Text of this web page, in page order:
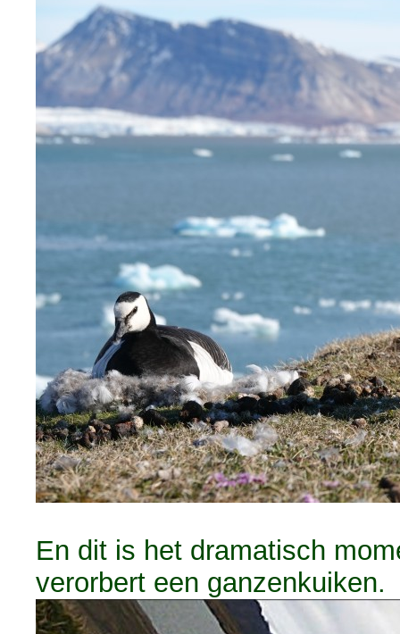
En dit is het dramatisch
verorbert een ganzenkuiken.